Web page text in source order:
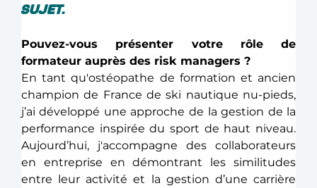
sujet.
Pouvez-vous présenter votre rôle de
formateur auprès des risk managers ?
En tant qu'ostéopathe de formation et ancien
champion de France de ski nautique nu-pieds,
j’ai développé une approche de la gestion de la
performance inspirée du sport de haut niveau.
Aujourd’hui, j'accompagne des collaborateurs
en entreprise en démontrant les similitudes
entre leur activité et la gestion d’une carrière